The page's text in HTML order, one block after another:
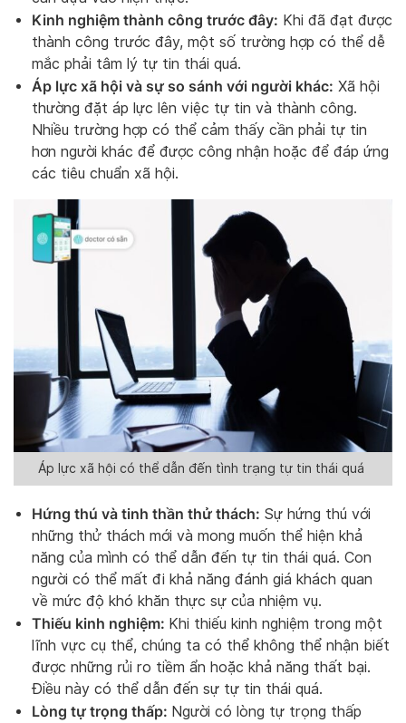
Kinh nghiệm thành công trước đây: Khi đã đạt được
thành công trước đây, một số trường hợp có thể dễ
mắc phải tâm lý tự tin thái quá.
Áp lực xã hội và sự so sánh với người khác: Xã hội
thường đặt áp lực lên việc tự tin và thành công.
Nhiều trường hợp có thể cảm thấy cần phải tự tin
hơn người khác để được công nhận hoặc để đáp ứng
các tiêu chuẩn xã hội.
Áp lực xã hội có thể dẫn đến tình trạng tự tin thái quá
Hứng thú và tinh thần thử thách: Sự hứng thú với
những thử thách mới và mong muốn thể hiện khả
năng của mình có thể dẫn đến tự tin thái quá. Con
người có thể mất đi khả năng đánh giá khách quan
về mức độ khó khăn thực sự của nhiệm vụ.
Thiếu kinh nghiệm: Khi thiếu kinh nghiệm trong một
lĩnh vực cụ thể, chúng ta có thể không thể nhận biết
được những rủi ro tiềm ẩn hoặc khả năng thất bại.
Điều này có thể dẫn đến sự tự tin thái quá.
Lòng tự trọng thấp: Người có lòng tự trọng thấp